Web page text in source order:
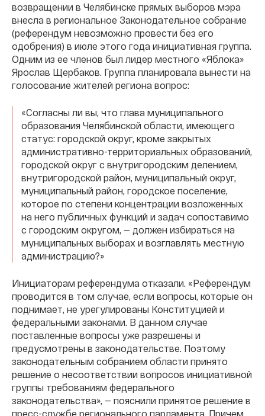
возвращении в Челябинске прямых выборов мэра
внесла в региональное Законодательное собрание
(референдум невозможно провести без его
одобрения) в июле этого года инициативная группа.
Одним из ее членов был лидер местного «Яблока»
Ярослав Щербаков. Группа планировала вынести на
голосование жителей региона вопрос:
«Согласны ли вы, что глава муниципального
образования Челябинской области, имеющего
статус: городской округ, кроме закрытых
административно-территориальных образований,
городской округ с внутригородским делением,
внутригородской район, муниципальный округ,
муниципальный район, городское поселение,
которое по степени концентрации возложенных
на него публичных функций и задач сопоставимо
с городским округом, — должен избираться на
муниципальных выборах и возглавлять местную
администрацию?»
Инициаторам референдума отказали. «Референдум
проводится в том случае, если вопросы, которые он
поднимает, не урегулированы Конституцией и
федеральными законами. В данном случае
поставленные вопросы уже разрешены и
предусмотрены в законодательстве. Поэтому
законодательным собранием области принято
решение о несоответствии вопросов инициативной
группы требованиям федерального
законодательства», — пояснили принятое решение в
пресс-службе регионального парламента. Причем